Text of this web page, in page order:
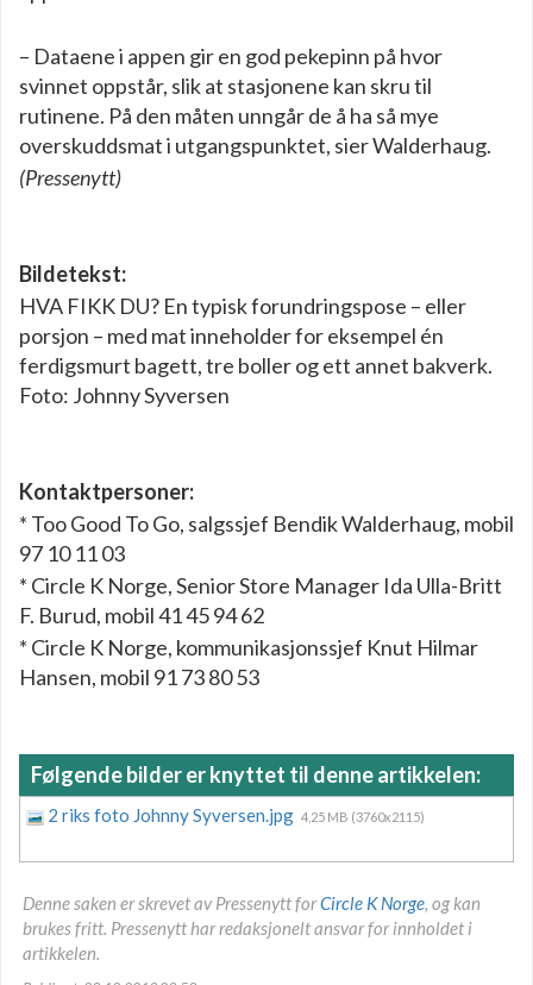
– Dataene i appen gir en god pekepinn på hvor
svinnet oppstår, slik at stasjonene kan skru til
rutinene. På den måten unngår de å ha så mye
overskuddsmat i utgangspunktet, sier Walderhaug.
(Pressenytt)
Bildetekst:
HVA FIKK DU? En typisk forundringspose – eller
porsjon – med mat inneholder for eksempel én
ferdigsmurt bagett, tre boller og ett annet bakverk.
Foto: Johnny Syversen
Kontaktpersoner:
* Too Good To Go, salgssjef Bendik Walderhaug, mobil
97 10 11 03
* Circle K Norge, Senior Store Manager Ida Ulla-Britt
F. Burud, mobil 41 45 94 62
* Circle K Norge, kommunikasjonssjef Knut Hilmar
Hansen, mobil 91 73 80 53
Følgende bilder er knyttet til denne artikkelen:
2 riks foto Johnny Syversen.jpg 4,25 MB (3760x2115)
Denne saken er skrevet av Pressenytt forCircle K Norge, og kan
brukes fritt. Pressenytt har redaksjonelt ansvar for innholdet i
artikkelen.